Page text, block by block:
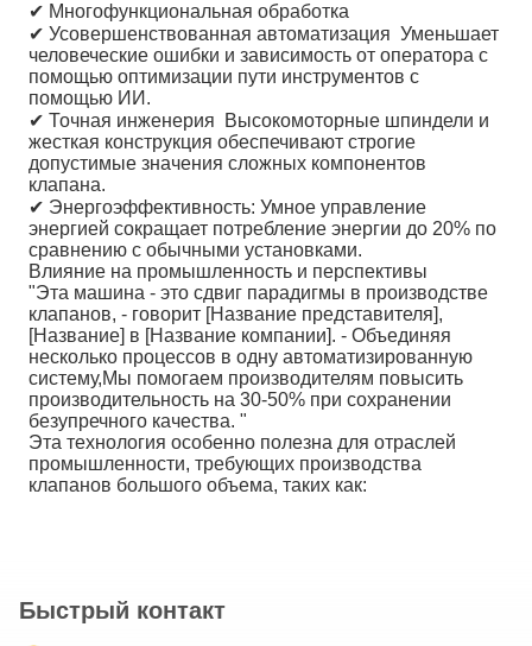
✔ Многофункциональная обработка
✔ Усовершенствованная автоматизация ️ Уменьшает
человеческие ошибки и зависимость от оператора с
помощью оптимизации пути инструментов с
помощью ИИ.
✔ Точная инженерия ️ Высокомоторные шпиндели и
жесткая конструкция обеспечивают строгие
допустимые значения сложных компонентов
клапана.
✔ Энергоэффективность: Умное управление
энергией сокращает потребление энергии до 20% по
сравнению с обычными установками.
Влияние на промышленность и перспективы
"Эта машина - это сдвиг парадигмы в производстве
клапанов, - говорит [Название представителя],
[Название] в [Название компании]. - Объединяя
несколько процессов в одну автоматизированную
систему,Мы помогаем производителям повысить
производительность на 30-50% при сохранении
безупречного качества. "
Эта технология особенно полезна для отраслей
промышленности, требующих производства
клапанов большого объема, таких как:
Быстрый контакт